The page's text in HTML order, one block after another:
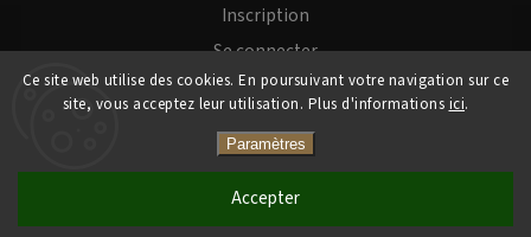
Ce site web utilise des cookies. En poursuivant votre navigation sur ce
site, vous acceptez leur utilisation. Plus d'informations ici.
Paramètres
Accepter
Inscription
Se connecter
Copyright 2026Mocafino.fr